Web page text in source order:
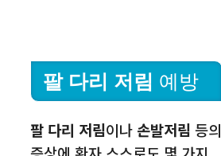
팔 다리 저림 예방
팔 다리 저림이나 손발저림 등의